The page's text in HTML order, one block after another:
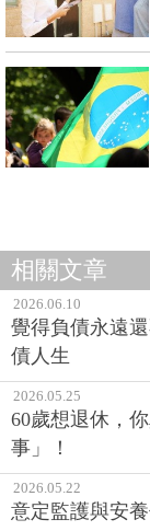
相關文章
2026.06.10
覺得負債永遠
債人生
2026.05.25
60歲想退休，
事」！
2026.05.22
意定監護與安